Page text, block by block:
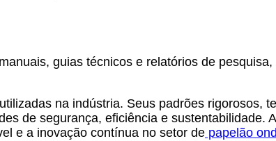
guias técnicos e relatórios de
na indústria. Seus padrões rigorosos,
de segurança, eficiência e sustentabilidade.
e a inovação contínua no setor de papelão